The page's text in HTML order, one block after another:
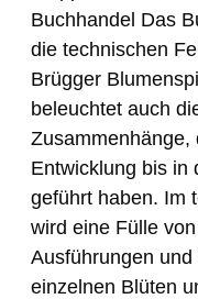
Buchhandel Das
die technischen
Brügger
beleuchtet auch
Zusammenhänge,
Entwicklung bis in
geführt haben. Im
wird eine Fülle
Ausführungen
einzelnen Blüten